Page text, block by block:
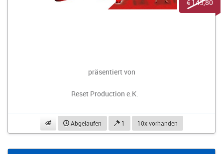
präsentiert von
Reset Production e.K.
beobachtenAbgelaufen 1 10x vorhanden
€ 145,80